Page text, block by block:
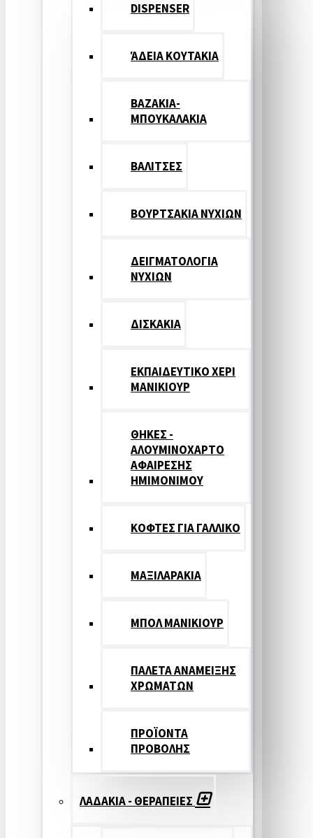
DISPENSER
ΆΔΕΙΑ ΚΟΥΤΑΚΙΑ
ΒΑΖΑΚΙΑ-
ΜΠΟΥΚΑΛΑΚΙΑ
ΒΑΛΙΤΣΕΣ
ΒΟΥΡΤΣΑΚΙΑ ΝΥΧΙΩΝ
ΔΕΙΓΜΑΤΟΛΟΓΙΑ
ΝΥΧΙΩΝ
ΔΙΣΚΑΚΙΑ
ΕΚΠΑΙΔΕΥΤΙΚΟ ΧΕΡΙ
ΜΑΝΙΚΙΟΥΡ
ΘΗΚΕΣ -
ΑΛΟΥΜΙΝΟΧΑΡΤΟ
ΑΦΑΙΡΕΣΗΣ
ΗΜΙΜΟΝΙΜΟΥ
ΚΟΦΤΕΣ ΓΙΑ ΓΑΛΛΙΚΟ
ΜΑΞΙΛΑΡΑΚΙΑ
ΜΠΟΛ ΜΑΝΙΚΙΟΥΡ
ΠΑΛΕΤΑ ΑΝΑΜΕΙΞΗΣ
ΧΡΩΜΑΤΩΝ
ΠΡΟΪΟΝΤΑ
ΠΡΟΒΟΛΗΣ
ΛΑΔΑΚΙΑ - ΘΕΡΑΠΕΙΕΣ